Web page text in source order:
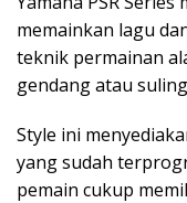
memainkan lagu
teknik permainan
gendang atau
Style ini
yang sudah
pemain cukup